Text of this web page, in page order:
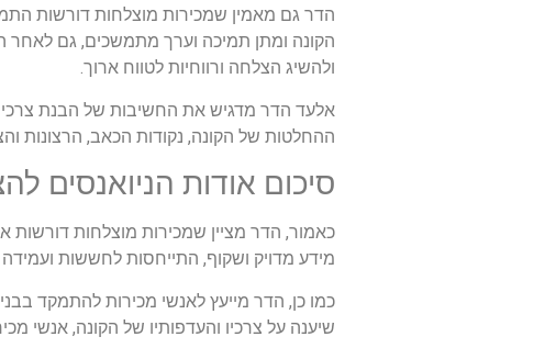
הדר גם מאמין שמכירות מוצלחות דורשות
הקונה ומתן תמיכה וערך מתמשכים, גם לאחר
ולהשיג הצלחה ורווחיות לטווח ארוך.
אלעד הדר מדגיש את החשיבות של הבנת צרכי
ההחלטות של הקונה, נקודות הכאב, הרצונות
סיכום אודות הניואנסים
כאמור, הדר מציין שמכירות מוצלחות דורשות
מידע מדויק ושקוף, התייחסות לחששות
כמו כן, הדר מייעץ לאנשי מכירות להתמקד
שיענה על צרכיו והעדפותיו של הקונה, אנשי